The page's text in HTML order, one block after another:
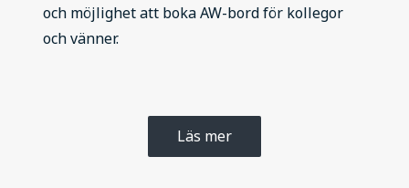
och möjlighet att boka AW-bord för kollegor
och vänner.
Läs mer